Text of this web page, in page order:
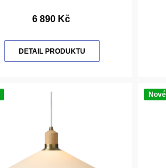
6 890 Kč
DETAIL PRODUKTU
Nové